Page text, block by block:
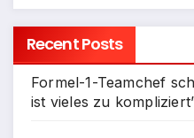
Recent Posts
Formel-1-Teamchef
ist vieles zu